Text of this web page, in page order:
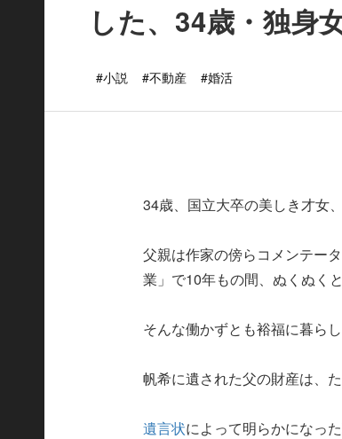
した、34歳・独身
#小説 #不動産 #婚活
34歳、国立大卒の美しき才女
父親は作家の傍らコメンテー
業」で10年もの間、ぬくぬく
そんな働かずとも裕福に暮ら
帆希に遺された父の財産は、た
遺言状によって明らかになっ